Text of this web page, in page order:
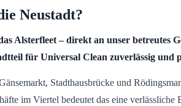
Neustadt?
Alsterfleet – direkt an unser betreutes
für Universal Clean zuverlässig und
Stadthausbrücke und
im Viertel bedeutet das eine verlässliche